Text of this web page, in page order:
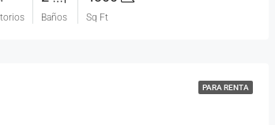
Baños Sq Ft
PARA RENTA